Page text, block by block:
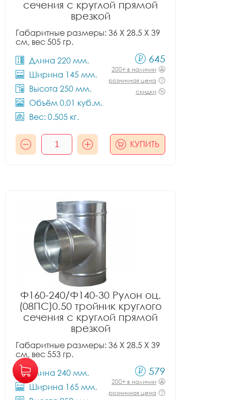
сечения с круглой прямой
врезкой
Габаритные размеры: 36 X 28.5 X 39
см, вес 505 гр.
Длина 220 мм.
Ширина 145 мм.
Высота 250 мм.
Объём 0.01 куб.м.
Вес: 0.505 кг.
645
200+ в наличии
розничная цена
скидки
КУПИТЬ
Ф160-240/Ф140-30 Рулон оц.
(08ПС)0.50 тройник круглого
сечения с круглой прямой
врезкой
Габаритные размеры: 36 X 28.5 X 39
см, вес 553 гр.
Длина 240 мм.
Ширина 165 мм.
579
200+ в наличии
розничная цена